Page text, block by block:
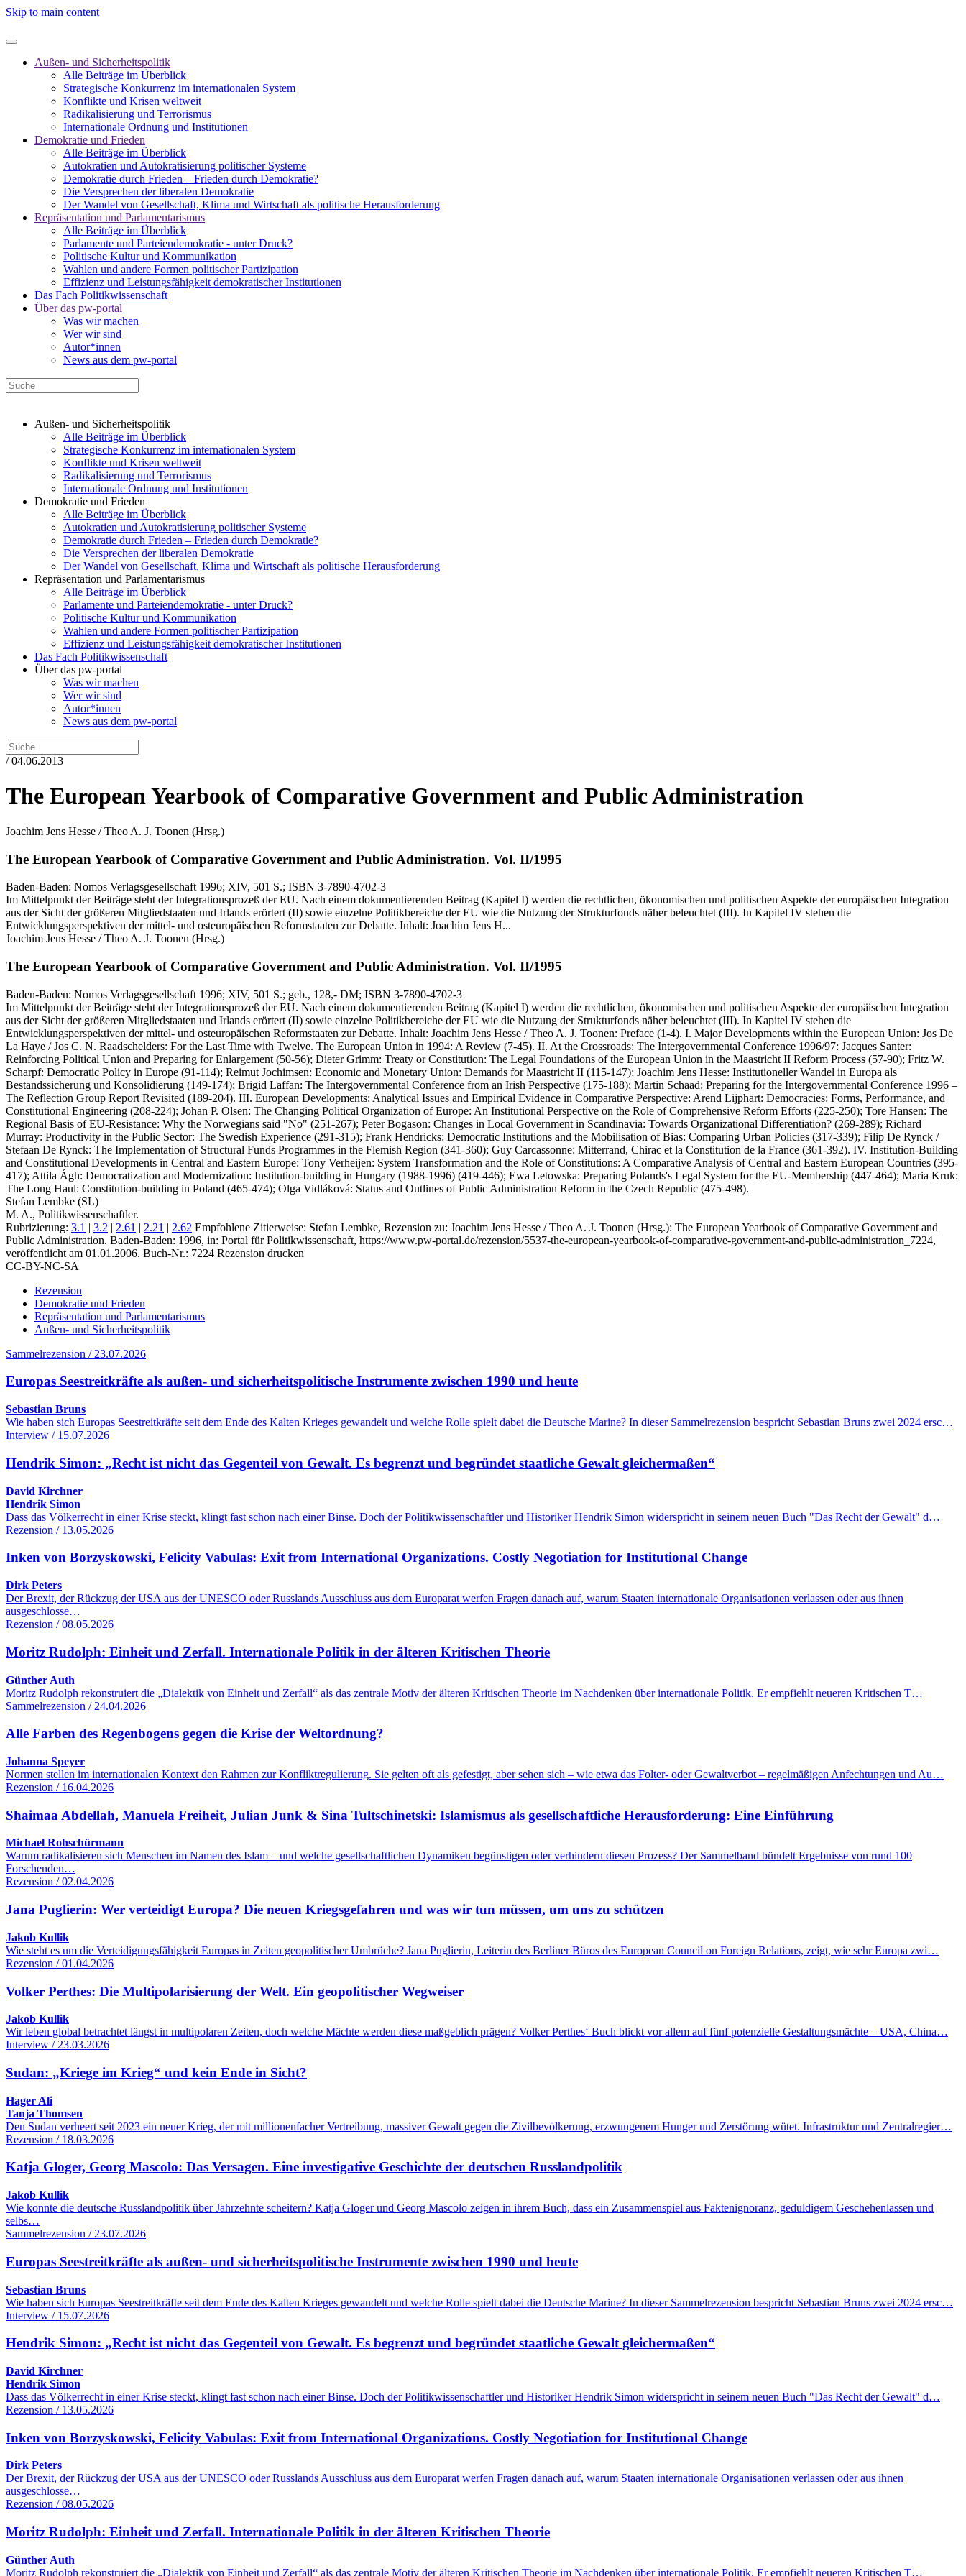
Skip to main content
Außen- und Sicherheitspolitik
Alle Beiträge im Überblick
Strategische Konkurrenz im internationalen System
Konflikte und Krisen weltweit
Radikalisierung und Terrorismus
Internationale Ordnung und Institutionen
Demokratie und Frieden
Alle Beiträge im Überblick
Autokratien und Autokratisierung politischer Systeme
Demokratie durch Frieden – Frieden durch Demokratie?
Die Versprechen der liberalen Demokratie
Der Wandel von Gesellschaft, Klima und Wirtschaft als politische Herausforderung
Repräsentation und Parlamentarismus
Alle Beiträge im Überblick
Parlamente und Parteiendemokratie - unter Druck?
Politische Kultur und Kommunikation
Wahlen und andere Formen politischer Partizipation
Effizienz und Leistungsfähigkeit demokratischer Institutionen
Das Fach Politikwissenschaft
Über das pw-portal
Was wir machen
Wer wir sind
Autor*innen
News aus dem pw-portal
Außen- und Sicherheitspolitik
Alle Beiträge im Überblick
Strategische Konkurrenz im internationalen System
Konflikte und Krisen weltweit
Radikalisierung und Terrorismus
Internationale Ordnung und Institutionen
Demokratie und Frieden
Alle Beiträge im Überblick
Autokratien und Autokratisierung politischer Systeme
Demokratie durch Frieden – Frieden durch Demokratie?
Die Versprechen der liberalen Demokratie
Der Wandel von Gesellschaft, Klima und Wirtschaft als politische Herausforderung
Repräsentation und Parlamentarismus
Alle Beiträge im Überblick
Parlamente und Parteiendemokratie - unter Druck?
Politische Kultur und Kommunikation
Wahlen und andere Formen politischer Partizipation
Effizienz und Leistungsfähigkeit demokratischer Institutionen
Das Fach Politikwissenschaft
Über das pw-portal
Was wir machen
Wer wir sind
Autor*innen
News aus dem pw-portal
/ 04.06.2013
The European Yearbook of Comparative Government and Public Administration
Joachim Jens Hesse / Theo A. J. Toonen (Hrsg.)
The European Yearbook of Comparative Government and Public Administration. Vol. II/1995
Baden-Baden: Nomos Verlagsgesellschaft 1996; XIV, 501 S.; ISBN 3-7890-4702-3
Im Mittelpunkt der Beiträge steht der Integrationsprozeß der EU. Nach einem dokumentierenden Beitrag (Kapitel I) werden die rechtlichen, ökonomischen und politischen Aspekte der europäischen Integration
aus der Sicht der größeren Mitgliedstaaten und Irlands erörtert (II) sowie einzelne Politikbereiche der EU wie die Nutzung der Strukturfonds näher beleuchtet (III). In Kapitel IV stehen die
Entwicklungsperspektiven der mittel- und osteuropäischen Reformstaaten zur Debatte. Inhalt: Joachim Jens H...
Joachim Jens Hesse / Theo A. J. Toonen (Hrsg.)
The European Yearbook of Comparative Government and Public Administration. Vol. II/1995
Baden-Baden: Nomos Verlagsgesellschaft 1996; XIV, 501 S.; geb., 128,- DM; ISBN 3-7890-4702-3
Im Mittelpunkt der Beiträge steht der Integrationsprozeß der EU. Nach einem dokumentierenden Beitrag (Kapitel I) werden die rechtlichen, ökonomischen und politischen Aspekte der europäischen Integration
aus der Sicht der größeren Mitgliedstaaten und Irlands erörtert (II) sowie einzelne Politikbereiche der EU wie die Nutzung der Strukturfonds näher beleuchtet (III). In Kapitel IV stehen die
Entwicklungsperspektiven der mittel- und osteuropäischen Reformstaaten zur Debatte. Inhalt: Joachim Jens Hesse / Theo A. J. Toonen: Preface (1-4). I. Major Developments within the European Union: Jos De
La Haye / Jos C. N. Raadschelders: For the Last Time with Twelve. The European Union in 1994: A Review (7-45). II. At the Crossroads: The Intergovernmental Conference 1996/97: Jacques Santer:
Reinforcing Political Union and Preparing for Enlargement (50-56); Dieter Grimm: Treaty or Constitution: The Legal Foundations of the European Union in the Maastricht II Reform Process (57-90); Fritz W.
Scharpf: Democratic Policy in Europe (91-114); Reimut Jochimsen: Economic and Monetary Union: Demands for Maastricht II (115-147); Joachim Jens Hesse: Institutioneller Wandel in Europa als
Bestandssicherung und Konsolidierung (149-174); Brigid Laffan: The Intergovernmental Conference from an Irish Perspective (175-188); Martin Schaad: Preparing for the Intergovernmental Conference 1996 –
The Reflection Group Report Revisited (189-204). III. European Developments: Analytical Issues and Empirical Evidence in Comparative Perspective: Arend Lijphart: Democracies: Forms, Performance, and
Constitutional Engineering (208-224); Johan P. Olsen: The Changing Political Organization of Europe: An Institutional Perspective on the Role of Comprehensive Reform Efforts (225-250); Tore Hansen: The
Regional Basis of EU-Resistance: Why the Norwegians said "No" (251-267); Peter Bogason: Changes in Local Government in Scandinavia: Towards Organizational Differentiation? (269-289); Richard
Murray: Productivity in the Public Sector: The Swedish Experience (291-315); Frank Hendricks: Democratic Institutions and the Mobilisation of Bias: Comparing Urban Policies (317-339); Filip De Rynck /
Stefaan De Rynck: The Implementation of Structural Funds Programmes in the Flemish Region (341-360); Guy Carcassonne: Mitterrand, Chirac et la Constitution de la France (361-392). IV. Institution-Building
and Constitutional Developments in Central and Eastern Europe: Tony Verheijen: System Transformation and the Role of Constitutions: A Comparative Analysis of Central and Eastern European Countries (395-
417); Attila Ágh: Democratization and Modernization: Institution-building in Hungary (1988-1996) (419-446); Ewa Letowska: Preparing Polands's Legal System for the EU-Membership (447-464); Maria Kruk:
The Long Haul: Constitution-building in Poland (465-474); Olga Vidláková: Status and Outlines of Public Administration Reform in the Czech Republic (475-498).
Stefan Lembke (SL)
M. A., Politikwissenschaftler.
Rubrizierung: 3.1 | 3.2 | 2.61 | 2.21 | 2.62 Empfohlene Zitierweise: Stefan Lembke, Rezension zu: Joachim Jens Hesse / Theo A. J. Toonen (Hrsg.): The European Yearbook of Comparative Government and
Public Administration. Baden-Baden: 1996, in: Portal für Politikwissenschaft, https://www.pw-portal.de/rezension/5537-the-european-yearbook-of-comparative-government-and-public-administration_7224,
veröffentlicht am 01.01.2006. Buch-Nr.: 7224 Rezension drucken
CC-BY-NC-SA
Rezension
Demokratie und Frieden
Repräsentation und Parlamentarismus
Außen- und Sicherheitspolitik
Sammelrezension / 23.07.2026
Europas Seestreitkräfte als außen- und sicherheitspolitische Instrumente zwischen 1990 und heute
Sebastian Bruns
Wie haben sich Europas Seestreitkräfte seit dem Ende des Kalten Krieges gewandelt und welche Rolle spielt dabei die Deutsche Marine? In dieser Sammelrezension bespricht Sebastian Bruns zwei 2024 ersc…
Interview / 15.07.2026
Hendrik Simon: „Recht ist nicht das Gegenteil von Gewalt. Es begrenzt und begründet staatliche Gewalt gleichermaßen“
David Kirchner
Hendrik Simon
Dass das Völkerrecht in einer Krise steckt, klingt fast schon nach einer Binse. Doch der Politikwissenschaftler und Historiker Hendrik Simon widerspricht in seinem neuen Buch "Das Recht der Gewalt" d…
Rezension / 13.05.2026
Inken von Borzyskowski, Felicity Vabulas: Exit from International Organizations. Costly Negotiation for Institutional Change
Dirk Peters
Der Brexit, der Rückzug der USA aus der UNESCO oder Russlands Ausschluss aus dem Europarat werfen Fragen danach auf, warum Staaten internationale Organisationen verlassen oder aus ihnen
ausgeschlosse…
Rezension / 08.05.2026
Moritz Rudolph: Einheit und Zerfall. Internationale Politik in der älteren Kritischen Theorie
Günther Auth
Moritz Rudolph rekonstruiert die „Dialektik von Einheit und Zerfall“ als das zentrale Motiv der älteren Kritischen Theorie im Nachdenken über internationale Politik. Er empfiehlt neueren Kritischen T…
Sammelrezension / 24.04.2026
Alle Farben des Regenbogens gegen die Krise der Weltordnung?
Johanna Speyer
Normen stellen im internationalen Kontext den Rahmen zur Konfliktregulierung. Sie gelten oft als gefestigt, aber sehen sich – wie etwa das Folter- oder Gewaltverbot – regelmäßigen Anfechtungen und Au…
Rezension / 16.04.2026
Shaimaa Abdellah, Manuela Freiheit, Julian Junk & Sina Tultschinetski: Islamismus als gesellschaftliche Herausforderung: Eine Einführung
Michael Rohschürmann
Warum radikalisieren sich Menschen im Namen des Islam – und welche gesellschaftlichen Dynamiken begünstigen oder verhindern diesen Prozess? Der Sammelband bündelt Ergebnisse von rund 100
Forschenden…
Rezension / 02.04.2026
Jana Puglierin: Wer verteidigt Europa? Die neuen Kriegsgefahren und was wir tun müssen, um uns zu schützen
Jakob Kullik
Wie steht es um die Verteidigungsfähigkeit Europas in Zeiten geopolitischer Umbrüche? Jana Puglierin, Leiterin des Berliner Büros des European Council on Foreign Relations, zeigt, wie sehr Europa zwi…
Rezension / 01.04.2026
Volker Perthes: Die Multipolarisierung der Welt. Ein geopolitischer Wegweiser
Jakob Kullik
Wir leben global betrachtet längst in multipolaren Zeiten, doch welche Mächte werden diese maßgeblich prägen? Volker Perthes‘ Buch blickt vor allem auf fünf potenzielle Gestaltungsmächte – USA, China…
Interview / 23.03.2026
Sudan: „Kriege im Krieg“ und kein Ende in Sicht?
Hager Ali
Tanja Thomsen
Den Sudan verheert seit 2023 ein neuer Krieg, der mit millionenfacher Vertreibung, massiver Gewalt gegen die Zivilbevölkerung, erzwungenem Hunger und Zerstörung wütet. Infrastruktur und Zentralregier…
Rezension / 18.03.2026
Katja Gloger, Georg Mascolo: Das Versagen. Eine investigative Geschichte der deutschen Russlandpolitik
Jakob Kullik
Wie konnte die deutsche Russlandpolitik über Jahrzehnte scheitern? Katja Gloger und Georg Mascolo zeigen in ihrem Buch, dass ein Zusammenspiel aus Faktenignoranz, geduldigem Geschehenlassen und
selbs…
Sammelrezension / 23.07.2026
Europas Seestreitkräfte als außen- und sicherheitspolitische Instrumente zwischen 1990 und heute
Sebastian Bruns
Wie haben sich Europas Seestreitkräfte seit dem Ende des Kalten Krieges gewandelt und welche Rolle spielt dabei die Deutsche Marine? In dieser Sammelrezension bespricht Sebastian Bruns zwei 2024 ersc…
Interview / 15.07.2026
Hendrik Simon: „Recht ist nicht das Gegenteil von Gewalt. Es begrenzt und begründet staatliche Gewalt gleichermaßen“
David Kirchner
Hendrik Simon
Dass das Völkerrecht in einer Krise steckt, klingt fast schon nach einer Binse. Doch der Politikwissenschaftler und Historiker Hendrik Simon widerspricht in seinem neuen Buch "Das Recht der Gewalt" d…
Rezension / 13.05.2026
Inken von Borzyskowski, Felicity Vabulas: Exit from International Organizations. Costly Negotiation for Institutional Change
Dirk Peters
Der Brexit, der Rückzug der USA aus der UNESCO oder Russlands Ausschluss aus dem Europarat werfen Fragen danach auf, warum Staaten internationale Organisationen verlassen oder aus ihnen
ausgeschlosse…
Rezension / 08.05.2026
Moritz Rudolph: Einheit und Zerfall. Internationale Politik in der älteren Kritischen Theorie
Günther Auth
Moritz Rudolph rekonstruiert die „Dialektik von Einheit und Zerfall“ als das zentrale Motiv der älteren Kritischen Theorie im Nachdenken über internationale Politik. Er empfiehlt neueren Kritischen T…